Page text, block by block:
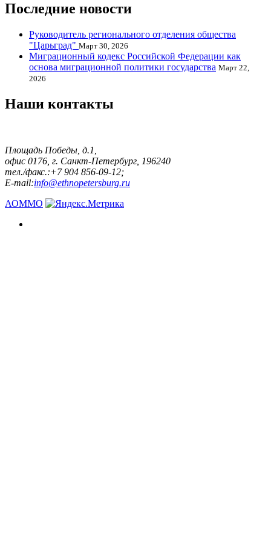
Последние новости
Руководитель регионального отделения общества
"Царьград" Март 30, 2026
Миграционный кодекс Российской Федерации как
основа миграционной политики государства Март 22,
2026
Наши контакты
Площадь Победы, д.1,
офис 0176, г. Санкт-Петербург, 196240
тел./факс.:+7 904 856-09-12;
E-mail:info@ethnopetersburg.ru
АОММО